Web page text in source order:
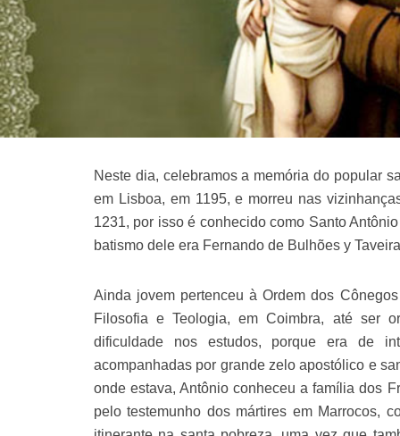
Neste dia, celebramos a memória do popular
em Lisboa, em 1195, e morreu nas
1231, por isso é conhecido como Santo
batismo dele era Fernando de Bulhões y
Ainda jovem pertenceu à Ordem dos
Filosofia e Teologia, em Coimbra, até ser
dificuldade nos estudos, porque era de
acompanhadas por grande zelo apostólico e
onde estava, Antônio conheceu a família dos
pelo testemunho dos mártires em Marrocos,